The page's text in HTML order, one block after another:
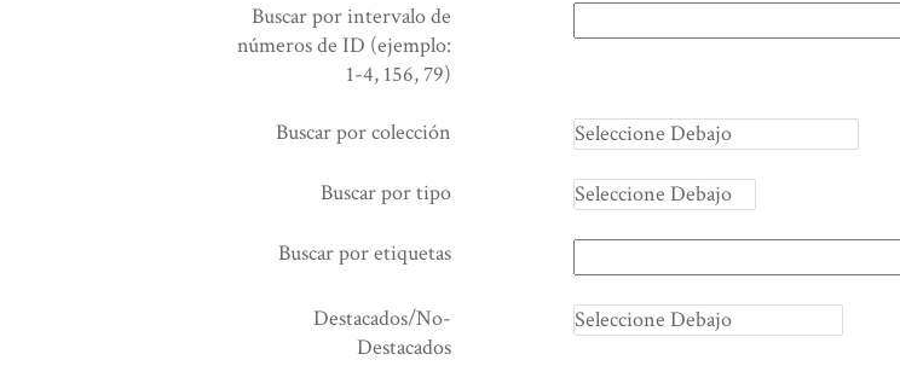
campo
específico":
Buscar por intervalo de
números de ID (ejemplo:
1-4, 156, 79)
Buscar por colección
Buscar por tipo
Buscar por etiquetas
Destacados/No-
Destacados